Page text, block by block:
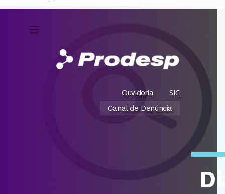
Ouvidoria SIC
Canal de Denúncia